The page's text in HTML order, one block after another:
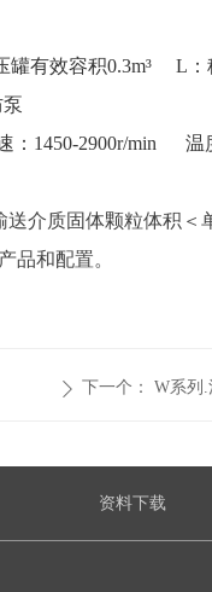
罐有效容积0.3m³ L：
：1450-2900r/min 温
送介质固体颗粒体积＜
品和配置。
ꄲ 下一个： W系列.
资料下载